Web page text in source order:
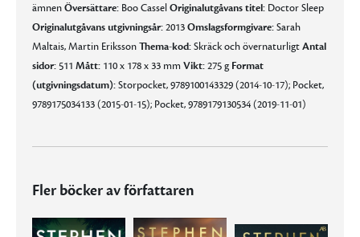
ämnenÖversättare: Boo CasselOriginalutgåvans titel: Doctor Sleep
Originalutgåvans utgivningsår:2013Omslagsformgivare:Sarah
Maltais, Martin ErikssonThema-kod:Skräck och övernaturligtAntal
sidor:511 Mått: 110 x 178 x 33 mmVikt:275 g Format
(utgivningsdatum):Storpocket, 9789100143329 (2014-10-17); Pocket,
9789175034133 (2015-01-15); Pocket, 9789179130534 (2019-11-01)
Fler böcker av författaren